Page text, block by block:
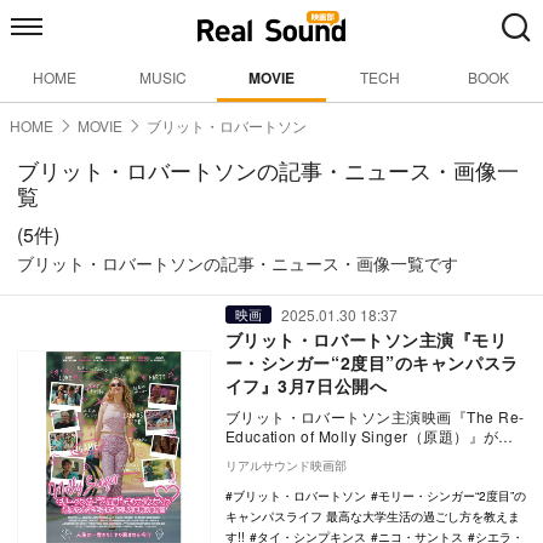
HOME MUSIC MOVIE TECH BOOK
HOME MOVIE ブリット・ロバートソン
ブリット・ロバートソンの記事・ニュース・画像一
覧
(5件)
ブリット・ロバートソンの記事・ニュース・画像一覧です
映画 2025.01.30 18:37
ブリット・ロバートソン主演『モリ
ー・シンガー“2度目”のキャンパスラ
イフ』3月7日公開へ
ブリット・ロバートソン主演映画『The Re-
Education of Molly Singer（原題）』が、
『モリー・シンガー…
リアルサウンド映画部
ブリット・ロバートソン
モリー・シンガー“2度目”の
キャンパスライフ 最高な大学生活の過ごし方を教えま
す!!
タイ・シンプキンス ニコ・サントス
シエラ・